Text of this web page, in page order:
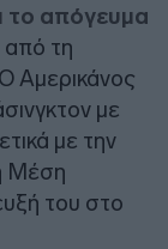
το απόγευμα
από τη
Αμερικάνος
με
με την
Μέση
του στο